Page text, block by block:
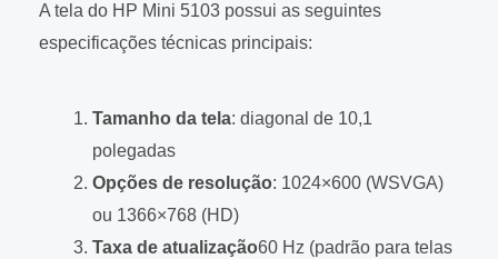
A tela do HP Mini 5103 possui as seguintes
especificações técnicas principais:
Tamanho da tela: diagonal de 10,1
polegadas
Opções de resolução: 1024×600 (WSVGA)
ou 1366×768 (HD)
Taxa de atualização60 Hz (padrão para telas